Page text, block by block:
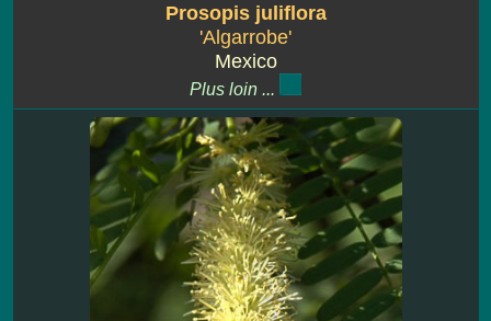
Prosopis juliflora
'Algarrobe'
Mexico
Plus loin ...